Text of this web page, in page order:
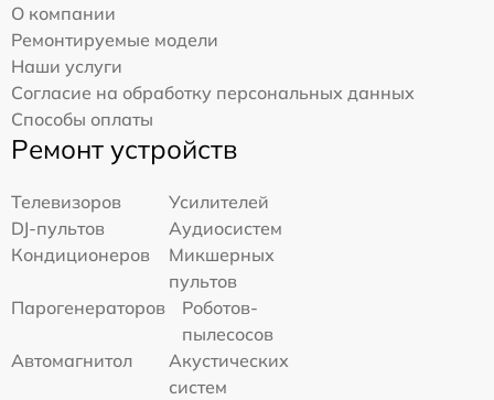
О компании
Ремонтируемые модели
Наши услуги
Согласие на обработку персональных данных
Способы оплаты
Ремонт устройств
Телевизоров
Усилителей
DJ-пультов
Аудиосистем
Кондиционеров
Микшерных
пультов
Парогенераторов
Роботов-
пылесосов
Автомагнитол
Акустических
систем